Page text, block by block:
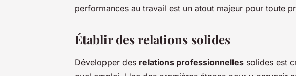
performances au travail est un atout majeur pour toute
Établir des relations solides
Développer des relations professionnelles solides est